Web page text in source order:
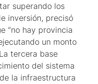
superando los
inversión, precisó
“no hay provincia
un monto
tercera base
del sistema
la infraestructura